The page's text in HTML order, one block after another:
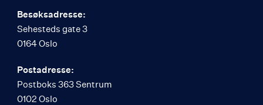
Besøksadresse:
Sehesteds gate 3
0164 Oslo
Postadresse:
Postboks 363 Sentrum
0102 Oslo